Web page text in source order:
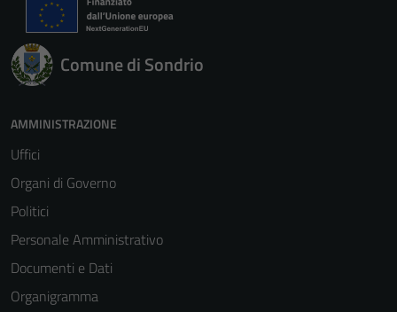
Comune di Sondrio
AMMINISTRAZIONE
Uffici
Organi di Governo
Politici
Personale Amministrativo
Documenti e Dati
Organigramma